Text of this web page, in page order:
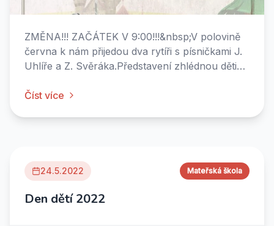
ZMĚNA!!! ZAČÁTEK V 9:00!!!&nbsp;V polovině
června k nám přijedou dva rytíři s písničkami J.
Uhlíře a Z. Svěráka.Představení zhlédnou děti
které ještě mateřskou školu nenavštěvují,
Číst více
24.5.2022 Mateřská škola
Den dětí 2022